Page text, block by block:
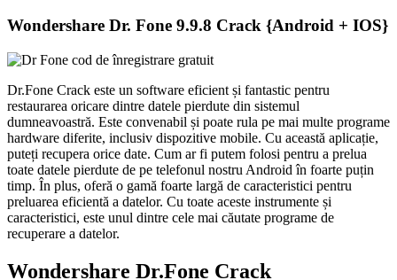
Wondershare Dr. Fone 9.9.8 Crack {Android + IOS}
Dr.Fone Crack este un software eficient și fantastic pentru
restaurarea oricare dintre datele pierdute din sistemul
dumneavoastră. Este convenabil și poate rula pe mai multe programe
hardware diferite, inclusiv dispozitive mobile. Cu această aplicație,
puteți recupera orice date. Cum ar fi putem folosi pentru a prelua
toate datele pierdute de pe telefonul nostru Android în foarte puțin
timp. În plus, oferă o gamă foarte largă de caracteristici pentru
preluarea eficientă a datelor. Cu toate aceste instrumente și
caracteristici, este unul dintre cele mai căutate programe de
recuperare a datelor.
Wondershare Dr.Fone Crack